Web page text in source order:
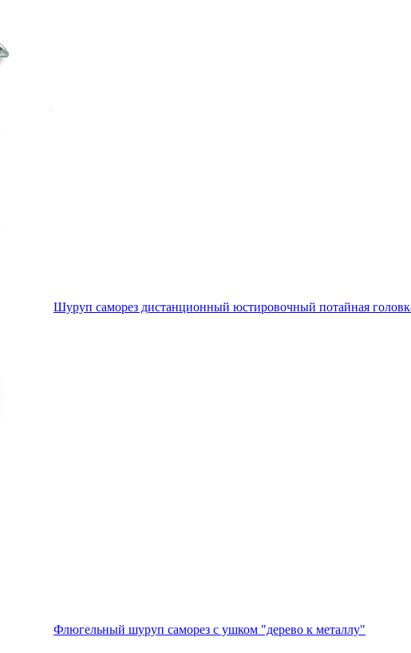
Шуруп саморез дистанционный юстировочный потайная
Флюгельный шуруп саморез с ушком "дерево к металлу"